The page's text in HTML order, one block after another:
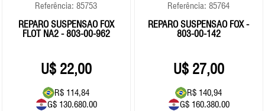
Referência: 85753
REPARO SUSPENSÃO FOX
FLOT NA2 - 803-00-962
22,00
R$ 114,84
G$ 130.680.00
Referência: 85764
REPARO SUSPENSÃO FOX -
803-00-142
27,00
R$ 140,94
G$ 160.380.00